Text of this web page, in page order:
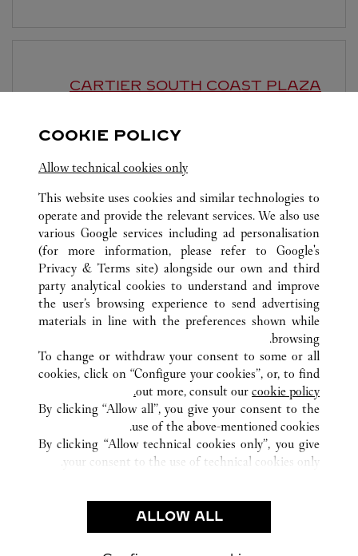
CARTIER SOUTH COAST PLAZA
كافة مواقع كارتييه الولايات المتحدة CA
LOS ANGELES
LOS ANGELES INTERNATIONAL AIRPORT
خدمة العملاء
الاتصال بنا
شركتنا
وظائف
البحث عن متجر
COOKIE POLICY
Allow technical cookies only
This website uses cookies and similar technologies to
operate and provide the relevant services. We also use
various Google services including ad personalisation
(for more information, please refer to Google's
Privacy & Terms site) alongside our own and third
party analytical cookies to understand and improve
the user’s browsing experience to send advertising
materials in line with the preferences shown while
browsing.
To change or withdraw your consent to some or all
cookies, click on “Configure your cookies”, or, to find
out more, consult our cookie policy.
By clicking “Allow all”, you give your consent to the
use of the above-mentioned cookies.
By clicking “Allow technical cookies only”, you give
your consent to the use of technical cookies only.
ALLOW ALL